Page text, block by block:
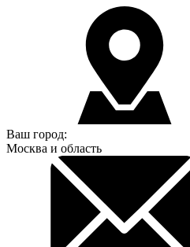
Ваш город:
Москва и область